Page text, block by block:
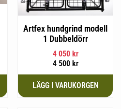
Artfex hundgrind modell
1 Dubbeldörr
4 050kr
4 500kr